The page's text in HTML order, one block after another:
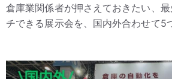
倉庫業関係者が押さえておきたい、
チできる展示会を、国内外合わせて5